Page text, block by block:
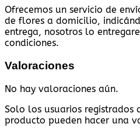
Ofrecemos un servicio de
de flores a domicilio,
entrega, nosotros lo
condiciones.
Valoraciones
No hay valoraciones aún.
Solo los usuarios registrados
producto pueden hacer una